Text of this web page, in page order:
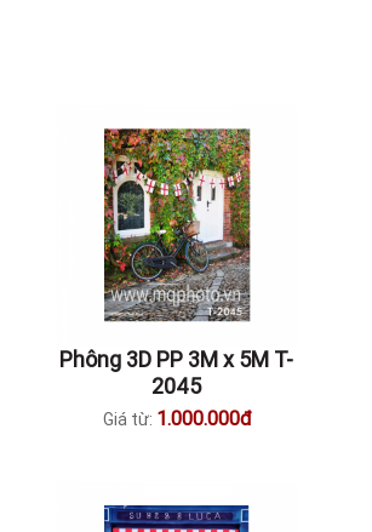
Phông 3D PP 3M x 5M T-
2045
Giá từ: 1.000.000đ